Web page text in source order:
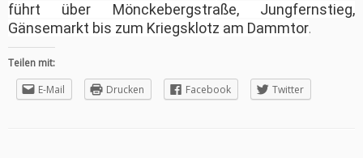
führt über Mönckebergstraße, Jungfernstieg,
Gänsemarkt bis zum Kriegsklotz am Dammtor.
Teilen mit:
E-Mail
Drucken Facebook Twitter